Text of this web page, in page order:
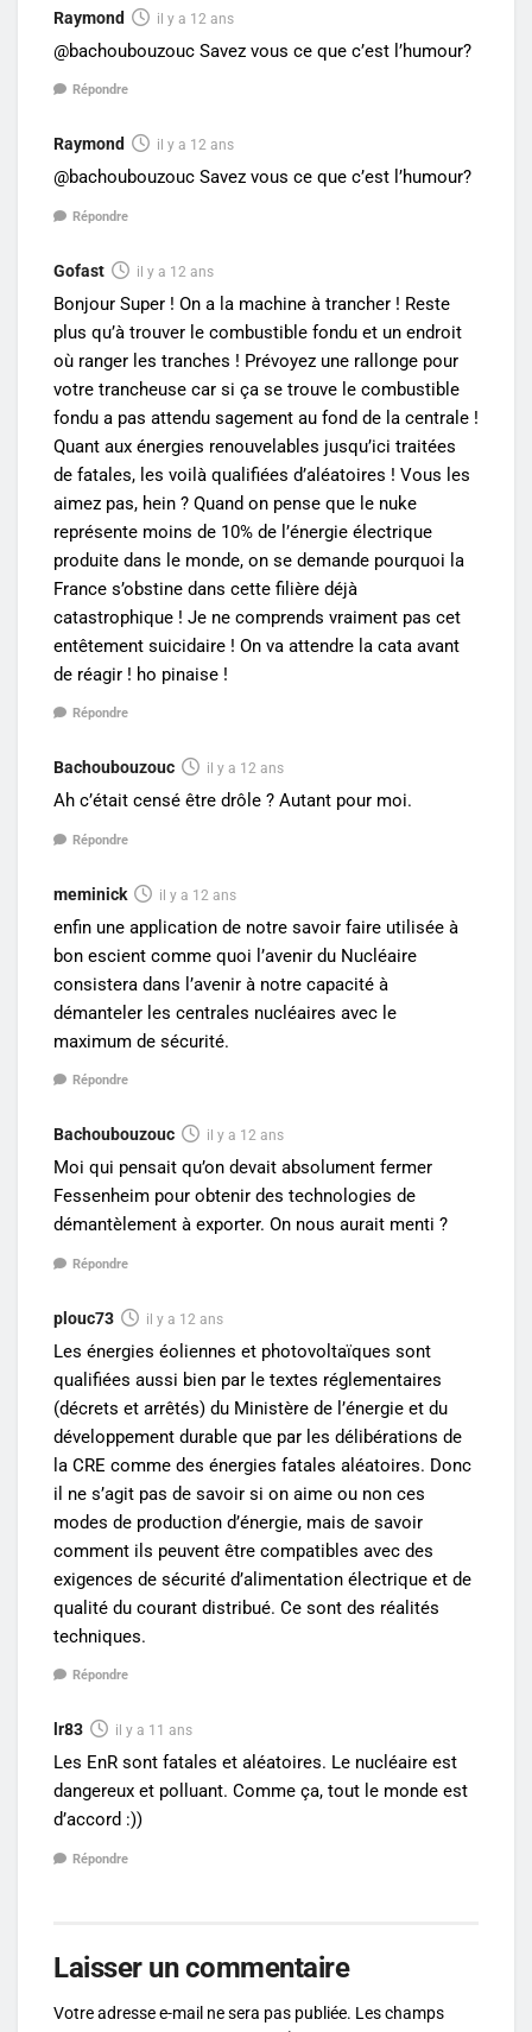
Raymond il y a 12 ans
@bachoubouzouc Savez vous ce que c’est l’humour?
Répondre
Raymond il y a 12 ans
@bachoubouzouc Savez vous ce que c’est l’humour?
Répondre
Gofast il y a 12 ans
Bonjour Super ! On a la machine à trancher ! Reste
plus qu’à trouver le combustible fondu et un endroit
où ranger les tranches ! Prévoyez une rallonge pour
votre trancheuse car si ça se trouve le combustible
fondu a pas attendu sagement au fond de la centrale !
Quant aux énergies renouvelables jusqu’ici traitées
de fatales, les voilà qualifiées d’aléatoires ! Vous les
aimez pas, hein ? Quand on pense que le nuke
représente moins de 10% de l’énergie électrique
produite dans le monde, on se demande pourquoi la
France s’obstine dans cette filière déjà
catastrophique ! Je ne comprends vraiment pas cet
entêtement suicidaire ! On va attendre la cata avant
de réagir ! ho pinaise !
Répondre
Bachoubouzouc il y a 12 ans
Ah c’était censé être drôle ? Autant pour moi.
Répondre
meminick il y a 12 ans
enfin une application de notre savoir faire utilisée à
bon escient comme quoi l’avenir du Nucléaire
consistera dans l’avenir à notre capacité à
démanteler les centrales nucléaires avec le
maximum de sécurité.
Répondre
Bachoubouzouc il y a 12 ans
Moi qui pensait qu’on devait absolument fermer
Fessenheim pour obtenir des technologies de
démantèlement à exporter. On nous aurait menti ?
Répondre
plouc73 il y a 12 ans
Les énergies éoliennes et photovoltaïques sont
qualifiées aussi bien par le textes réglementaires
(décrets et arrêtés) du Ministère de l’énergie et du
développement durable que par les délibérations de
la CRE comme des énergies fatales aléatoires. Donc
il ne s’agit pas de savoir si on aime ou non ces
modes de production d’énergie, mais de savoir
comment ils peuvent être compatibles avec des
exigences de sécurité d’alimentation électrique et de
qualité du courant distribué. Ce sont des réalités
techniques.
Répondre
lr83 il y a 11 ans
Les EnR sont fatales et aléatoires. Le nucléaire est
dangereux et polluant. Comme ça, tout le monde est
d’accord :))
Répondre
Laisser un commentaire
Votre adresse e-mail ne sera pas publiée. Les champs